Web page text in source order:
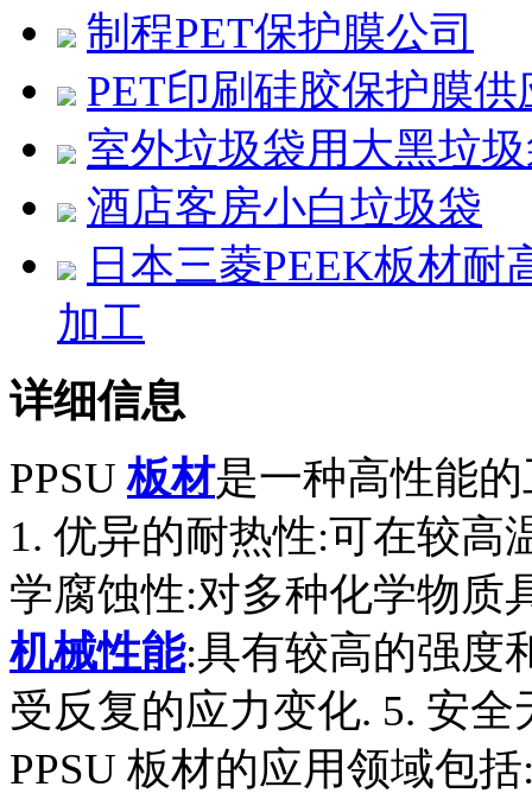
制程PET保护膜公司
PET印刷硅胶保护膜
室外垃圾袋用大黑垃
酒店客房小白垃圾袋
日本三菱PEEK板材
加工
详细信息
PPSU板材是一种高性能
1. 优异的耐热性:可在较高
学腐蚀性:对多种化学物质
机械性能:具有较高的强度
受反复的应力变化. 5. 安
PPSU 板材的应用领域包